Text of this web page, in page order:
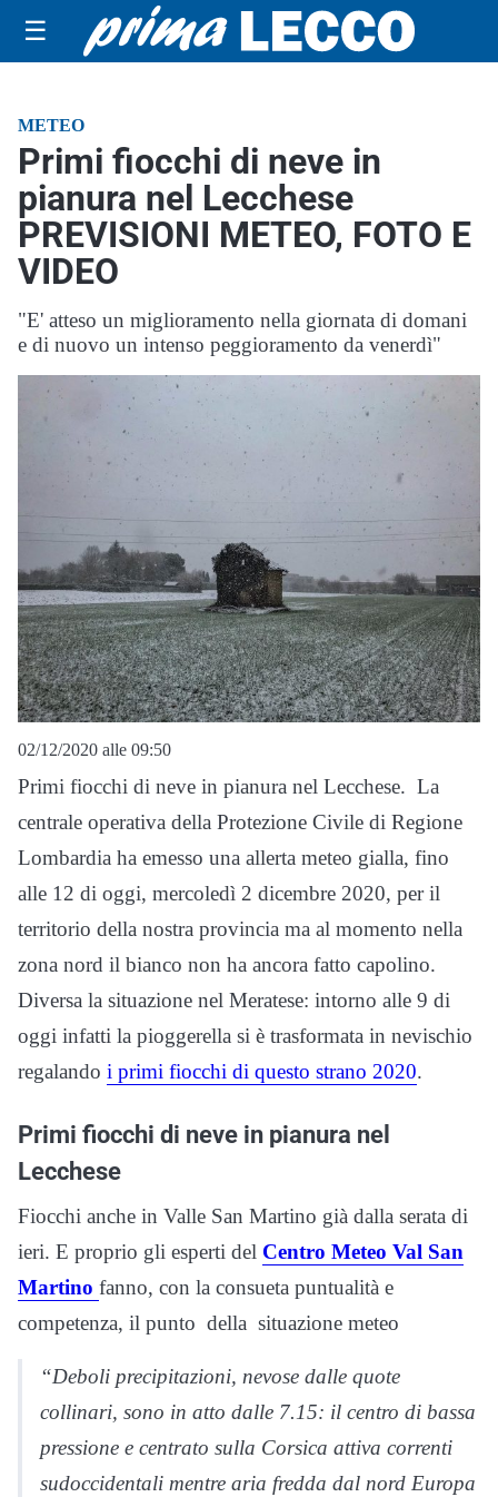
☰
METEO
Primi fiocchi di neve in
pianura nel Lecchese
PREVISIONI METEO, FOTO E
VIDEO
"E' atteso un miglioramento nella giornata di domani
e di nuovo un intenso peggioramento da venerdì"
02/12/2020 alle 09:50
Primi fiocchi di neve in pianura nel Lecchese. La
centrale operativa della Protezione Civile di Regione
Lombardia ha emesso una allerta meteo gialla, fino
alle 12 di oggi, mercoledì 2 dicembre 2020, per il
territorio della nostra provincia ma al momento nella
zona nord il bianco non ha ancora fatto capolino.
Diversa la situazione nel Meratese: intorno alle 9 di
oggi infatti la pioggerella si è trasformata in nevischio
regalando i primi fiocchi di questo strano 2020.
Primi fiocchi di neve in pianura nel
Lecchese
Fiocchi anche in Valle San Martino già dalla serata di
ieri. E proprio gli esperti del Centro Meteo Val San
Martino fanno, con la consueta puntualità e
competenza, il punto della situazione meteo
“Deboli precipitazioni, nevose dalle quote
collinari, sono in atto dalle 7.15: il centro di bassa
pressione e centrato sulla Corsica attiva correnti
sudoccidentali mentre aria fredda dal nord Europa